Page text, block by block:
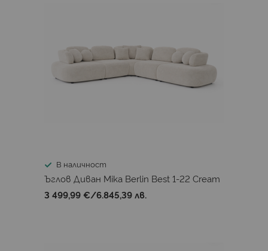
В наличност
Ъглов Диван Mika Berlin Best 1-22 Cream
3 499,99 €/6.845,39 лв.